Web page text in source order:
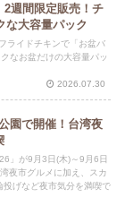
2週間限定販売！チ
な大容量パック
ライドチキンで「お盆バ
なお盆だけの大容量パッ
2026.07.30
園で開催！台湾夜
」が9月3日(木)～9月6日
夜市グルメに加え、スカ
げなど夜市気分を満喫で